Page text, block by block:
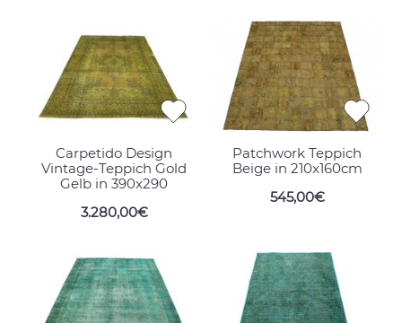
Carpetido Design
Vintage-Teppich Gold
Gelb in 390x290
3.280,00€
Patchwork Teppich
Beige in 210x160cm
545,00€